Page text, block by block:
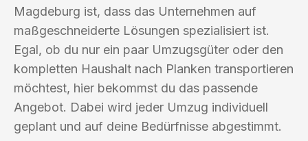
Magdeburg ist, dass das Unternehmen auf
maßgeschneiderte Lösungen spezialisiert ist.
Egal, ob du nur ein paar Umzugsgüter oder den
kompletten Haushalt nach Planken transportieren
möchtest, hier bekommst du das passende
Angebot. Dabei wird jeder Umzug individuell
geplant und auf deine Bedürfnisse abgestimmt.